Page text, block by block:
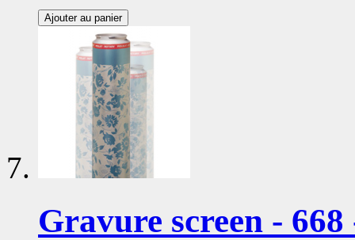
Ajouter au panier
Gravure screen - 668